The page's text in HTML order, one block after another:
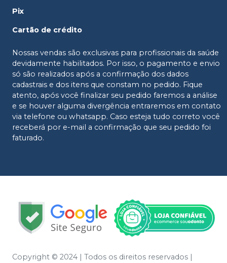
Pix
Cartão de crédito
Nossas vendas são exclusivas para profissionais da saúde
devidamente habilitados. Por isso, o pagamento e envio
só são realizados após a confirmação dos dados
cadastrais e dos itens que constam no pedido. Fique
atento, após você finalizar seu pedido faremos a análise
e se houver alguma divergência entraremos em contato
via telefone ou whatsapp. Caso esteja tudo correto você
receberá por e-mail a confirmação que seu pedido foi
faturado.
Copyright © 2024 | Todos os direitos reservados |